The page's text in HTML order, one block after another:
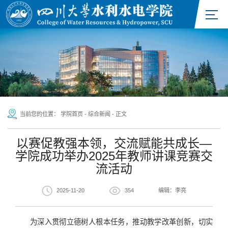
当前您的位置： 学院首页 - 综合新闻 - 正文
以赛促教强本领，交流赋能共成长—
学院成功举办2025年教师讲课竞赛交
流活动
2025-11-20 354 编辑：李亮
为深入贯彻立德树人根本任务，推动教学改革创新，切实